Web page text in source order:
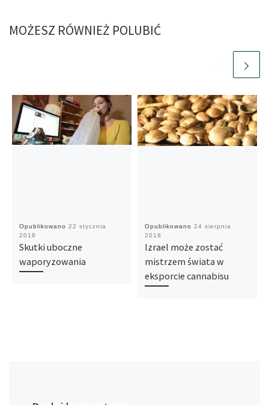
MOŻESZ RÓWNIEŻ POLUBIĆ
Opublikowano 22 stycznia
2018
Skutki uboczne
waporyzowania
Opublikowano 24 sierpnia
2018
Izrael może zostać
mistrzem świata w
eksporcie cannabisu